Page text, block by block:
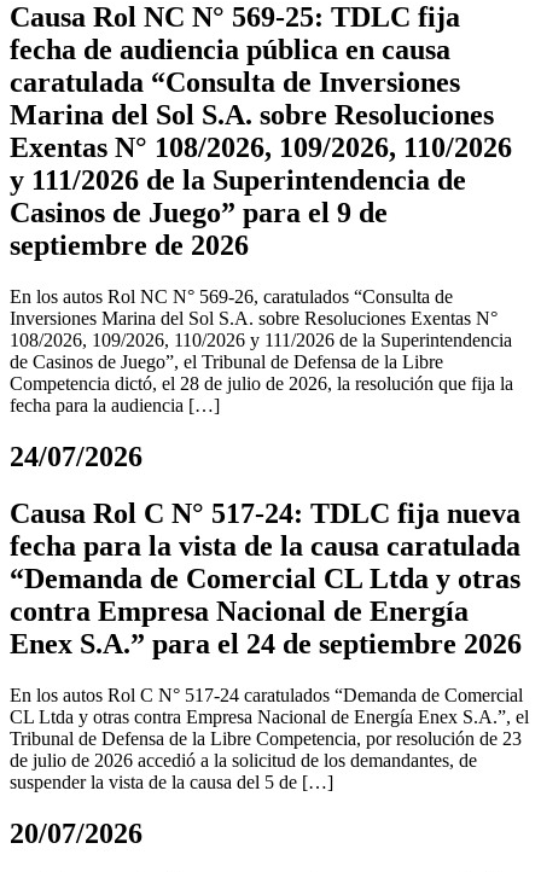
Causa Rol NC N° 569-25: TDLC fija
fecha de audiencia pública en causa
caratulada “Consulta de Inversiones
Marina del Sol S.A. sobre Resoluciones
Exentas N° 108/2026, 109/2026, 110/2026
y 111/2026 de la Superintendencia de
Casinos de Juego” para el 9 de
septiembre de 2026
En los autos Rol NC N° 569-26, caratulados “Consulta de
Inversiones Marina del Sol S.A. sobre Resoluciones Exentas N°
108/2026, 109/2026, 110/2026 y 111/2026 de la Superintendencia
de Casinos de Juego”, el Tribunal de Defensa de la Libre
Competencia dictó, el 28 de julio de 2026, la resolución que fija la
fecha para la audiencia […]
24/07/2026
Causa Rol C N° 517-24: TDLC fija nueva
fecha para la vista de la causa caratulada
“Demanda de Comercial CL Ltda y otras
contra Empresa Nacional de Energía
Enex S.A.” para el 24 de septiembre 2026
En los autos Rol C N° 517-24 caratulados “Demanda de Comercial
CL Ltda y otras contra Empresa Nacional de Energía Enex S.A.”, el
Tribunal de Defensa de la Libre Competencia, por resolución de 23
de julio de 2026 accedió a la solicitud de los demandantes, de
suspender la vista de la causa del 5 de […]
20/07/2026